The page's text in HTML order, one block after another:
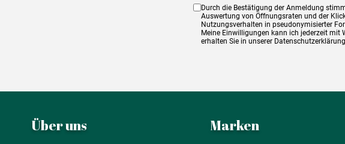
Durch die Bestätigung der Anmeldung
Auswertung von Öffnungsraten und der
Nutzungsverhalten in pseudonymisierter
Meine Einwilligungen kann ich jederzeit mit
erhalten Sie in unserer
Über uns Marken